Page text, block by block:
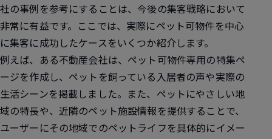
社の事例を参考にすることは、今後の集客戦略において
非常に有益です。ここでは、実際にペット可物件を中心
に集客に成功したケースをいくつか紹介します。
例えば、ある不動産会社は、ペット可物件専用の特集ペ
ージを作成し、ペットを飼っている入居者の声や実際の
生活シーンを掲載しました。また、ペットにやさしい地
域の特長や、近隣のペット施設情報を提供することで、
ユーザーにその地域でのペットライフを具体的にイメー